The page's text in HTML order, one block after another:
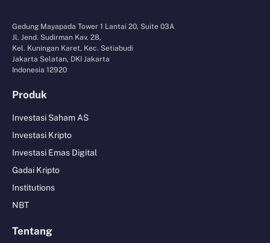
Gedung Mayapada Tower 1 Lantai 20, Suite 03A
Jl. Jend. Sudirman Kav. 28,
Kel. Kuningan Karet, Kec. Setiabudi
Jakarta Selatan, DKI Jakarta
Indonesia 12920
Produk
Investasi Saham AS
Investasi Kripto
Investasi Emas Digital
Gadai Kripto
Institutions
NBT
Tentang